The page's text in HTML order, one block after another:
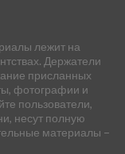
лежит на
Держатели
присланных
фотографии и
пользователи,
несут полную
материалы –